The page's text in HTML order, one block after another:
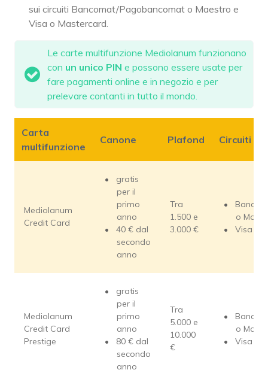
sui circuiti Bancomat/Pagobancomat o Maestro e
Visa o Mastercard.
Le carte multifunzione Mediolanum funzionano
con un unico PIN e possono essere usate per
fare pagamenti online e in negozio e per
prelevare contanti in tutto il mondo.
Carta
multifunzione
Canone Plafond Circuiti di
Mediolanum
Credit Card
gratis
per il
primo
anno
40 € dal
secondo
anno
Tra
1.500 e
3.000 €
o
Visa o
Mediolanum
Credit Card
Prestige
gratis
per il
primo
anno
80 € dal
secondo
anno
Tra
5.000 e
10.000
€
o
Visa o